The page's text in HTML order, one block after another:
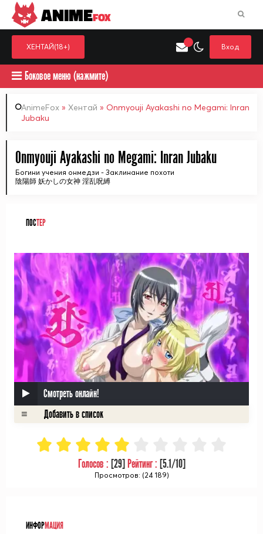
Выберите одну категорию для поиска Аниме
ANIMEFOX
ХЕНТАЙ(18+) Вход
Боковое меню (нажмите)
AnimeFox » Хентай » Onmyouji Ayakashi no Megami: Inran
Jubaku
Onmyouji Ayakashi no Megami: Inran Jubaku
Богини учения онмедзи - Заклинание похоти
陰陽師 妖かしの女神 淫乱呪縛
ПОСТЕР
Смотреть онлайн!
Голосов : [29] Рейтинг : [5.1/10]
Просмотров: (24 189)
ИНФОРМАЦИЯ